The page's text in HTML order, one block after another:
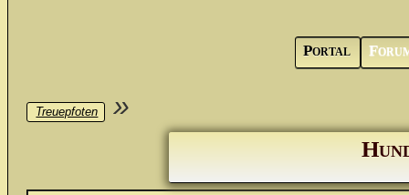
Portal
Treuepfoten »